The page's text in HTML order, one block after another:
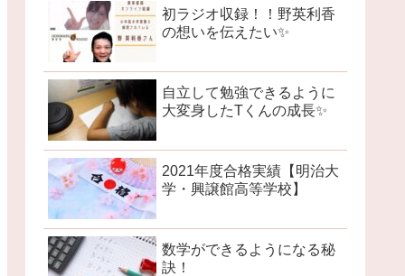
初ラジオ収録！！野英利香
の想いを伝えたい✨
自立して勉強できるように
大変身したTくんの成長✨
2021年度合格実績【明治大
学・興譲館高等学校】
数学ができるようになる秘
訣！